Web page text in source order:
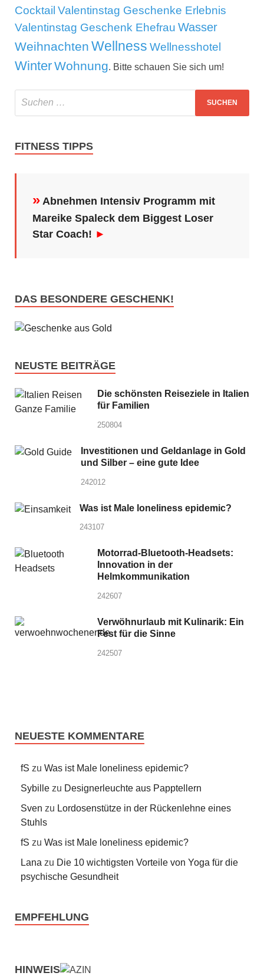
Cocktail Valentinstag Geschenke Erlebnis
Valentinstag Geschenk Ehefrau Wasser
Weihnachten Wellness Wellnesshotel
WinterWohnung. Bitte schauen Sie sich um!
FITNESS TIPPS
» Abnehmen Intensiv Programm mit
Mareike Spaleck dem Biggest Loser
Star Coach! ►
DAS BESONDERE GESCHENK!
NEUSTE BEITRÄGE
Die schönsten Reiseziele in Italien
für Familien
250804
Investitionen und Geldanlage in Gold
und Silber – eine gute Idee
242012
Was ist Male loneliness epidemic?
243107
Motorrad-Bluetooth-Headsets:
Innovation in der
Helmkommunikation
242607
Verwöhnurlaub mit Kulinarik: Ein
Fest für die Sinne
242507
NEUESTE KOMMENTARE
fS zu Was ist Male loneliness epidemic?
Sybille zu Designerleuchte aus Papptellern
Sven zu Lordosenstütze in der Rückenlehne eines
Stuhls
fS zu Was ist Male loneliness epidemic?
Lana zu Die 10 wichtigsten Vorteile von Yoga für die
psychische Gesundheit
EMPFEHLUNG
HINWEIS